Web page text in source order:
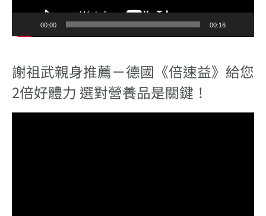
00:00 00:16
謝祖武親身推薦－德國《倍速益》給您
2倍好體力 選對營養品是關鍵！